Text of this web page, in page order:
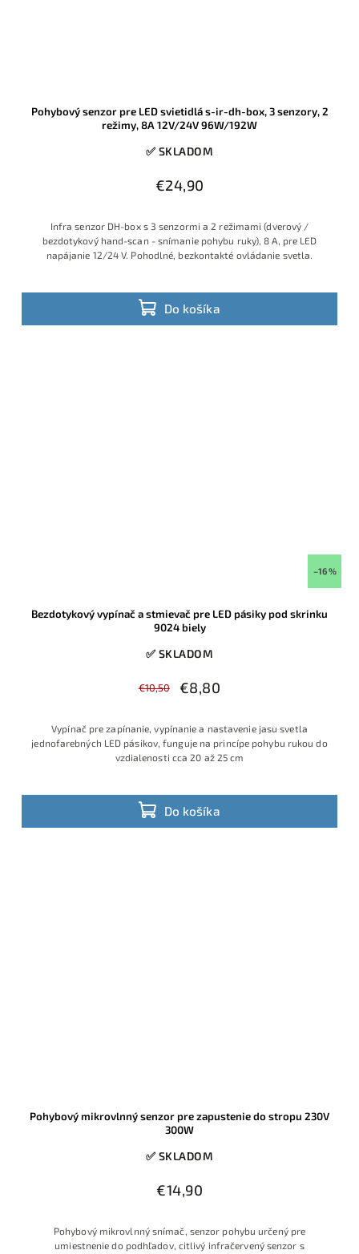
Pohybový senzor pre LED svietidlá s-ir-dh-box, 3 senzory, 2
režimy, 8A 12V/24V 96W/192W
✅ SKLADOM
€24,90
Do košíka
Infra senzor DH-box s 3 senzormi a 2 režimami (dverový /
bezdotykový hand-scan - snímanie pohybu ruky), 8 A, pre LED
napájanie 12/24 V. Pohodlné, bezkontakté ovládanie svetla.
–16 %
Bezdotykový vypínač a stmievač pre LED pásiky pod skrinku
9024 biely
✅ SKLADOM
€10,50 €8,80
Do košíka
Vypínač pre zapínanie, vypínanie a nastavenie jasu svetla
jednofarebných LED pásikov, funguje na princípe pohybu rukou do
vzdialenosti cca 20 až 25 cm
Pohybový mikrovlnný senzor pre zapustenie do stropu 230V
300W
✅ SKLADOM
€14,90
Pohybový mikrovlnný snímač, senzor pohybu určený pre
umiestnenie do podhľadov, citlivý infračervený senzor s